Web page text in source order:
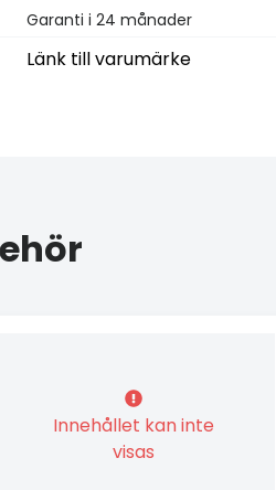
Garanti i 24 månader
Länk till varumärke
Innehållet kan inte
visas